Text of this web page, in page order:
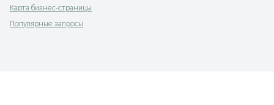
Карта бизнес-страницы
Популярные запросы